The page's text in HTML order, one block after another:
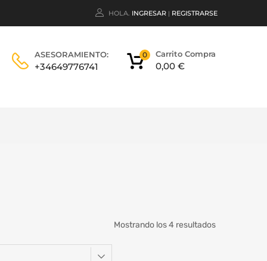
HOLA. INGRESAR | REGISTRARSE
ASESORAMIENTO:
+34649776741
Carrito Compra
0,00 €
0
Mostrando los 4 resultados